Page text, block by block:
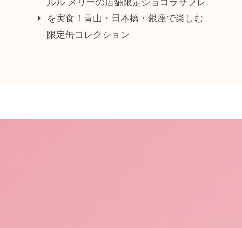
を実食！青山・日本橋・銀座で楽しむ
限定缶コレクション